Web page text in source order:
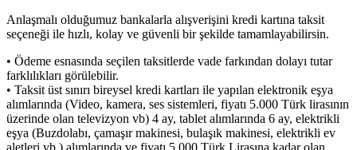
Anlaşmalı olduğumuz bankalarla alışverişini kredi kartına taksit
seçeneği ile hızlı, kolay ve güvenli bir şekilde tamamlayabilirsin.
• Ödeme esnasında seçilen taksitlerde vade farkından dolayı tutar
farklılıkları görülebilir.
• Taksit üst sınırı bireysel kredi kartları ile yapılan elektronik eşya
alımlarında (Video, kamera, ses sistemleri, fiyatı 5.000 Türk lirasının
üzerinde olan televizyon vb) 4 ay, tablet alımlarında 6 ay, elektrikli
eşya (Buzdolabı, çamaşır makinesi, bulaşık makinesi, elektrikli ev
aletleri vb.) alımlarında ve fiyatı 5.000 Türk Lirasına kadar olan